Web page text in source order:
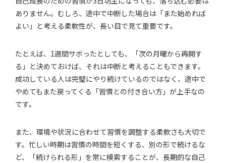
ありません。むしろ、途中で中断した場合は「また始めれば
よい」と考える柔軟性が、長い目で見て重要です。
たとえば、1週間サボったとしても、「次の月曜から再開す
る」と決めておけば、それは中断と考えることもできます。
成功している人は完璧にやり続けているのではなく、途中で
やめてもまた戻ってくる「習慣との付き合い方」が上手なの
です。
また、環境や状況に合わせて習慣を調整する柔軟さも大切で
す。忙しい時期は習慣の時間を短くする、別の形で続けるな
ど、「続けられる形」を常に模索することが、長期的な自己